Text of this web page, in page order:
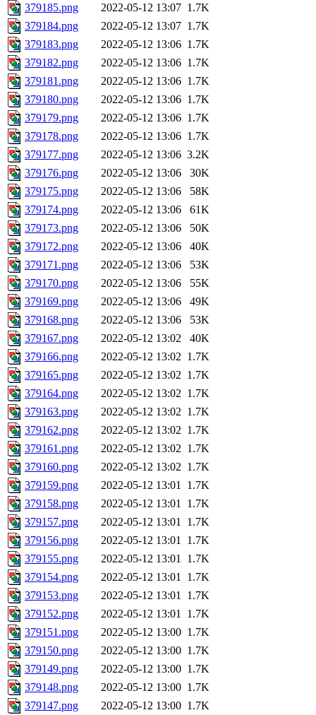
379185.png
2022-05-12 13:07 1.7K
379184.png
2022-05-12 13:07 1.7K
379183.png
2022-05-12 13:06 1.7K
379182.png
2022-05-12 13:06 1.7K
379181.png
2022-05-12 13:06 1.7K
379180.png
2022-05-12 13:06 1.7K
379179.png
2022-05-12 13:06 1.7K
379178.png
2022-05-12 13:06 1.7K
379177.png
2022-05-12 13:06 3.2K
379176.png
2022-05-12 13:06
30K
379175.png
2022-05-12 13:06
58K
379174.png
2022-05-12 13:06
61K
379173.png
2022-05-12 13:06
50K
379172.png
2022-05-12 13:06
40K
379171.png
2022-05-12 13:06
53K
379170.png
2022-05-12 13:06
55K
379169.png
2022-05-12 13:06
49K
379168.png
2022-05-12 13:06
53K
379167.png
2022-05-12 13:02
40K
379166.png
2022-05-12 13:02 1.7K
379165.png
2022-05-12 13:02 1.7K
379164.png
2022-05-12 13:02 1.7K
379163.png
2022-05-12 13:02 1.7K
379162.png
2022-05-12 13:02 1.7K
379161.png
2022-05-12 13:02 1.7K
379160.png
2022-05-12 13:02 1.7K
379159.png
2022-05-12 13:01 1.7K
379158.png
2022-05-12 13:01 1.7K
379157.png
2022-05-12 13:01 1.7K
379156.png
2022-05-12 13:01 1.7K
379155.png
2022-05-12 13:01 1.7K
379154.png
2022-05-12 13:01 1.7K
379153.png
2022-05-12 13:01 1.7K
379152.png
2022-05-12 13:01 1.7K
379151.png
2022-05-12 13:00 1.7K
379150.png
2022-05-12 13:00 1.7K
379149.png
2022-05-12 13:00 1.7K
379148.png
2022-05-12 13:00 1.7K
379147.png
2022-05-12 13:00 1.7K